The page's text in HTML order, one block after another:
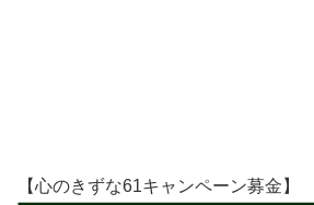
【心のきずな61キャンペーン募金】